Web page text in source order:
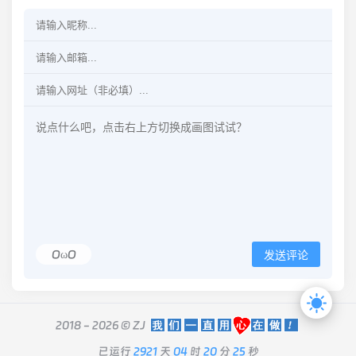
OωO 发送评论
2018 - 2026 ©ZJ
已运行 2921天 04时 20分 25秒